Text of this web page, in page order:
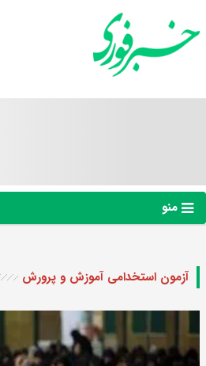
منو
آزمون استخدامی آموزش و پرورش